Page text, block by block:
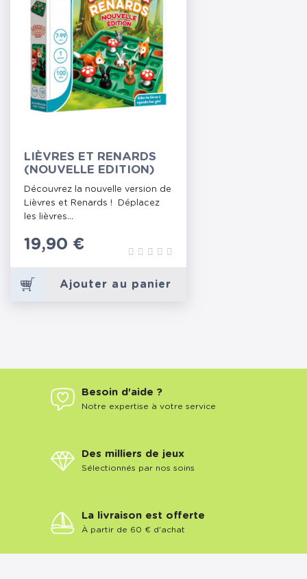
LIÈVRES ET RENARDS
(NOUVELLE EDITION)
Découvrez la nouvelle version de
Lièvres et Renards ! Déplacez
les lièvres...
Prix
19,90 €
Ajouter au panier
Besoin d'aide ?
Notre expertise à votre service
Des milliers de jeux
Sélectionnés par nos soins
La livraison est offerte
À partir de 60 € d'achat